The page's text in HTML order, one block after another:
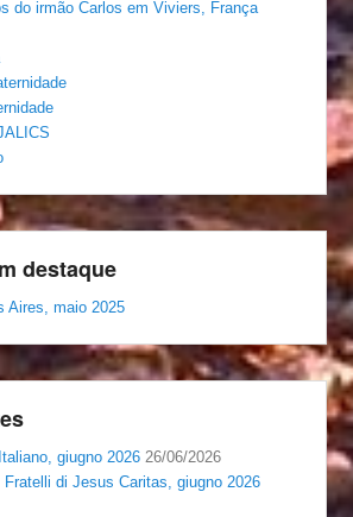
do irmão Carlos em Viviers, França
destaque
Aires, maio 2025
giugno 2026 26/06/2026
di Jesus Caritas, giugno 2026